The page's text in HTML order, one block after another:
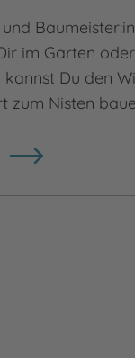
im Garten
Du den
zum Nisten